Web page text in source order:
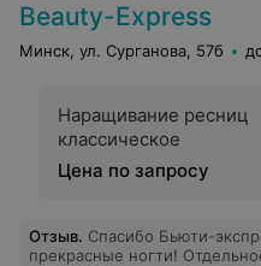
Beauty-Express
Минск, ул. Сурганова, 57б
Наращивание ресниц
классическое
Цена по запросу
Отзыв. Спасибо Бьюти-
прекрасные ногти!